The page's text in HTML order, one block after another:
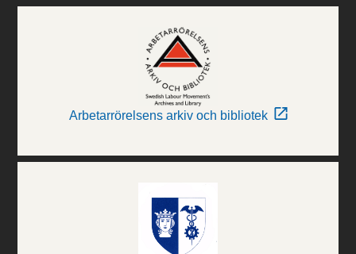
Arbetarrörelsens arkiv och bibliotek